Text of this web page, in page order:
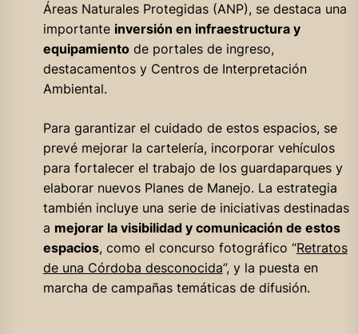
Áreas Naturales Protegidas (ANP), se destaca una
importante inversión en infraestructura y
equipamientode portales de ingreso,
destacamentos y Centros de Interpretación
Ambiental.
Para garantizar el cuidado de estos espacios, se
prevé mejorar la cartelería, incorporar vehículos
para fortalecer el trabajo de los guardaparques y
elaborar nuevos Planes de Manejo. La estrategia
también incluye una serie de iniciativas destinadas
a mejorar la visibilidad y comunicación de estos
espacios, como el concurso fotográfico “Retratos
de una Córdoba desconocida”, y la puesta en
marcha de campañas temáticas de difusión.